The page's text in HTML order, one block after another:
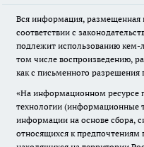
Вся информация, размещенная
соответствии с
подлежит использованию
том числе воспроизведению,
как с письменного разрешения
«На информационном ресурсе
технологии (информационные
информации на основе сбора,
относящихся к предпочтениям